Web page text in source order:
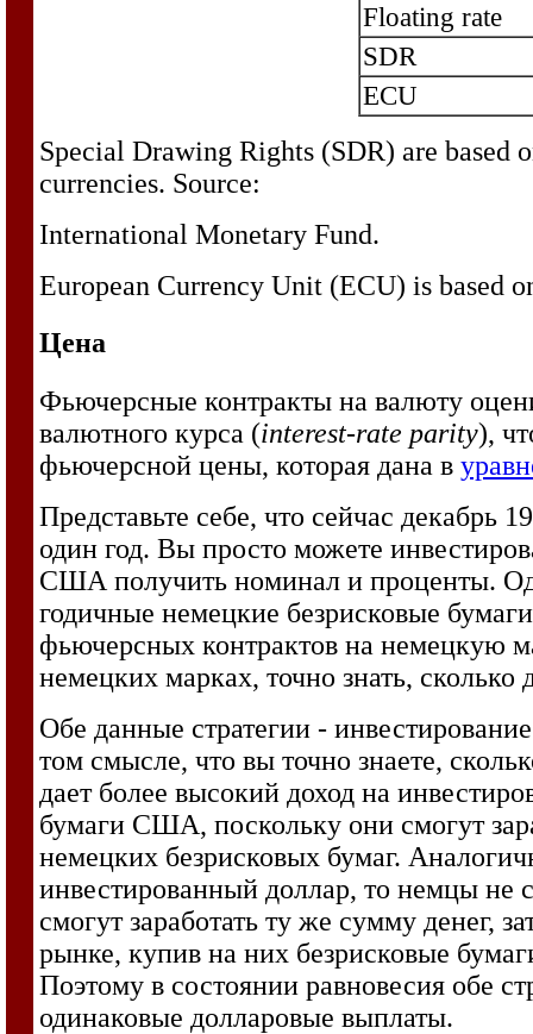
Floating rate
SDR
ECU
Special Drawing Rights (SDR) are based
currencies. Source:
International Monetary Fund.
European Currency Unit (ECU) is based
Цена
Фьючерсные контракты на валюту
валютного курса (interest-rate parity),
фьючерсной цены, которая дана в
Представьте себе, что сейчас декабрь
один год. Вы просто можете
США получить номинал и проценты.
годичные немецкие безрисковые
фьючерсных контрактов на немецкую
немецких марках, точно знать, сколько
Обе данные стратегии -
том смысле, что вы точно знаете,
дает более высокий доход на
бумаги США, поскольку они смогут
немецких безрисковых бумаг.
инвестированный доллар, то немцы не
смогут заработать ту же сумму денег,
рынке, купив на них безрисковые
Поэтому в состоянии равновесия обе
одинаковые долларовые выплаты.